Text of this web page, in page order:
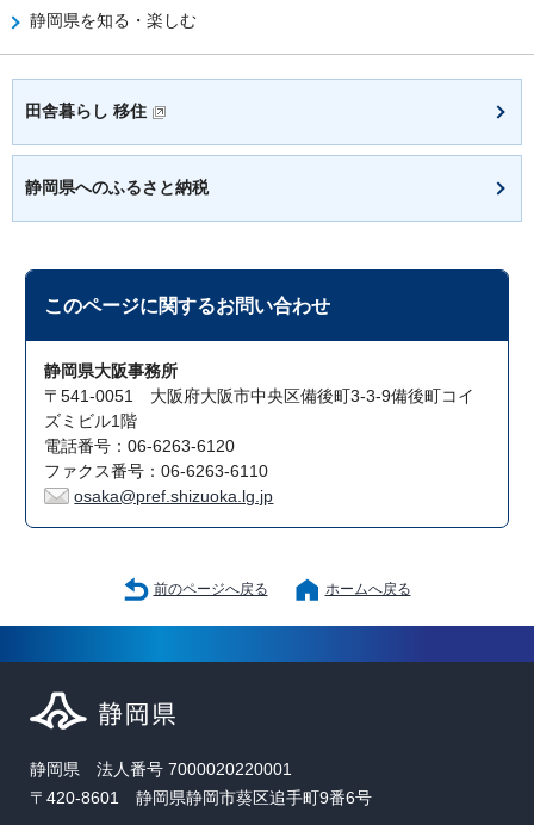
静岡県を知る・楽しむ
田舎暮らし 移住
静岡県へのふるさと納税
このページに関するお問い合わせ
静岡県大阪事務所
〒541-0051 大阪府大阪市中央区備後町3-3-9備後町コイ
ズミビル1階
電話番号：06-6263-6120
ファクス番号：06-6263-6110
osaka@pref.shizuoka.lg.jp
前のページへ戻る ホームへ戻る
静岡県 法人番号 7000020220001
〒420-8601 静岡県静岡市葵区追手町9番6号